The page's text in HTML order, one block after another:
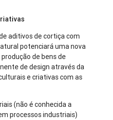
aditivos de cortiça com
potenciará uma nova
de bens de
de design através da
e criativas com as
(não é conhecida a
processos industriais)